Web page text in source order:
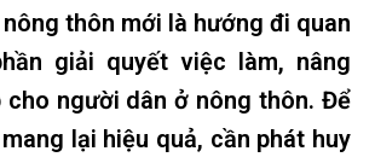
thôn mới là hướng đi quan
giải quyết việc làm, nâng
cho người dân ở nông thôn. Để
lại hiệu quả, cần phát huy